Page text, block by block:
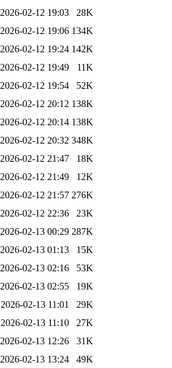
2026-02-12 19:03
28K
2026-02-12 19:06 134K
2026-02-12 19:24 142K
2026-02-12 19:49
11K
2026-02-12 19:54
52K
2026-02-12 20:12 138K
2026-02-12 20:14 138K
2026-02-12 20:32 348K
2026-02-12 21:47
18K
2026-02-12 21:49
12K
2026-02-12 21:57 276K
2026-02-12 22:36
23K
2026-02-13 00:29 287K
2026-02-13 01:13
15K
2026-02-13 02:16
53K
2026-02-13 02:55
19K
2026-02-13 11:01
29K
2026-02-13 11:10
27K
2026-02-13 12:26
31K
2026-02-13 13:24 49K